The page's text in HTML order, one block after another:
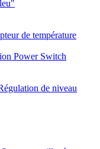
de température
Power Switch
de niveau